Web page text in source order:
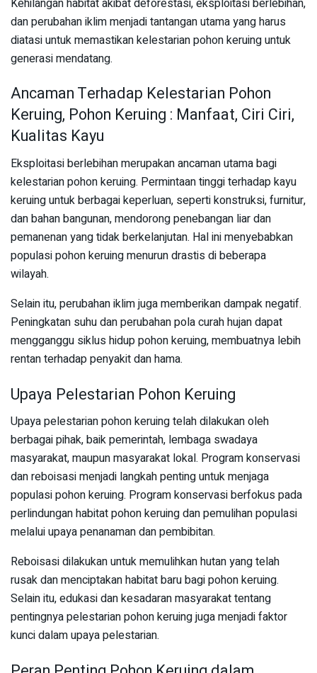
dan perubahan iklim menjadi tantangan utama yang harus
diatasi untuk memastikan kelestarian pohon keruing untuk
generasi mendatang.
Ancaman Terhadap Kelestarian Pohon
Keruing, Pohon Keruing : Manfaat, Ciri Ciri,
Kualitas Kayu
Eksploitasi berlebihan merupakan ancaman utama bagi
kelestarian pohon keruing. Permintaan tinggi terhadap kayu
keruing untuk berbagai keperluan, seperti konstruksi, furnitur,
dan bahan bangunan, mendorong penebangan liar dan
pemanenan yang tidak berkelanjutan. Hal ini menyebabkan
populasi pohon keruing menurun drastis di beberapa
wilayah.
Selain itu, perubahan iklim juga memberikan dampak negatif.
Peningkatan suhu dan perubahan pola curah hujan dapat
mengganggu siklus hidup pohon keruing, membuatnya lebih
rentan terhadap penyakit dan hama.
Upaya Pelestarian Pohon Keruing
Upaya pelestarian pohon keruing telah dilakukan oleh
berbagai pihak, baik pemerintah, lembaga swadaya
masyarakat, maupun masyarakat lokal. Program konservasi
dan reboisasi menjadi langkah penting untuk menjaga
populasi pohon keruing. Program konservasi berfokus pada
perlindungan habitat pohon keruing dan pemulihan populasi
melalui upaya penanaman dan pembibitan.
Reboisasi dilakukan untuk memulihkan hutan yang telah
rusak dan menciptakan habitat baru bagi pohon keruing.
Selain itu, edukasi dan kesadaran masyarakat tentang
pentingnya pelestarian pohon keruing juga menjadi faktor
kunci dalam upaya pelestarian.